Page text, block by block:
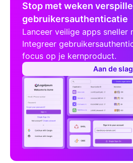
Stop met weken
gebruikersauthenticatie
Lanceer veilige apps sneller
Integreer
focus op je kernproduct.
Aan de slag